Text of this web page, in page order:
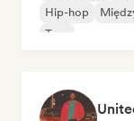
Hip-hop
Trap